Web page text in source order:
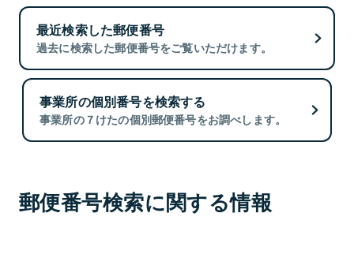
最近検索した郵便番号
過去に検索した郵便番号をご覧いただけます。
事業所の個別番号を検索する
事業所の７けたの個別郵便番号をお調べします。
郵便番号検索に関する情報